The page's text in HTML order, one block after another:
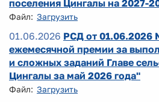
поселения Цингалы на 2027-
Файл: Загрузить
01.06.2026 РСД от 01.06.2026
ежемесячной премии за
и сложных заданий Главе
Цингалы за май 2026 года"
Файл: Загрузить